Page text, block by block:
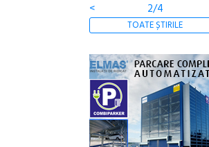
<
2/4
TOATE ȘTIRILE